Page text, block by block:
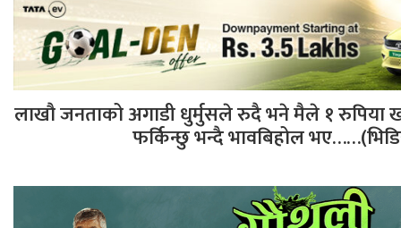
लाखौ जनताको अगाडी धुर्मुसले रुदै भने मैले १ रुपिया
फर्किन्छु भन्दै भावबिहोल